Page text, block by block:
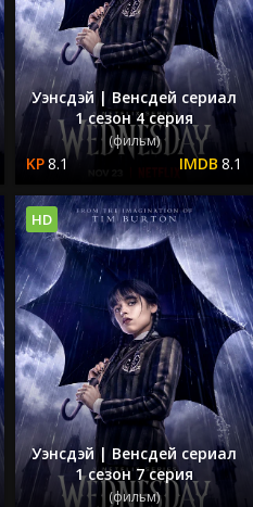
Уэнсдэй | Венсдей сериал
1 сезон 4 серия
(фильм)
8.1 8.1
Уэнсдэй | Венсдей сериал
1 сезон 7 серия
(фильм)
HD